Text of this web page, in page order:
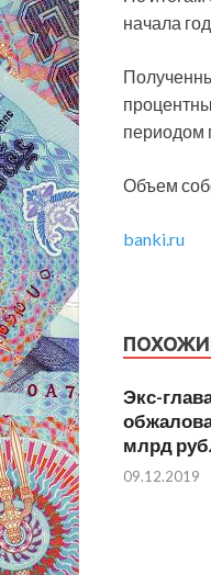
начала
периодом
Объем
banki.ru
Экс-
млрд
09.12.2019